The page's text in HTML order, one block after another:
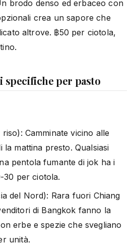
brodo denso ed erbaceo con
crea un sapore che
altrove. ฿50 per ciotola,
specifiche per pasto
Camminate vicino alle
la mattina presto. Qualsiasi
pentola fumante di jok ha i
30 per ciotola.
del Nord): Rara fuori Chiang
di Bangkok fanno la
erbe e spezie che svegliano
unità.